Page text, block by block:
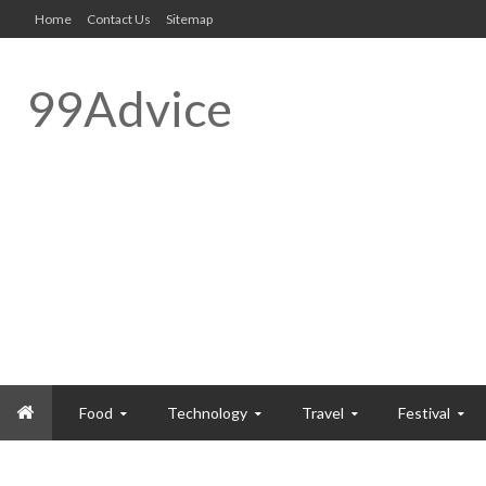
Home Contact Us Sitemap
99Advice
Food Technology Travel Festival